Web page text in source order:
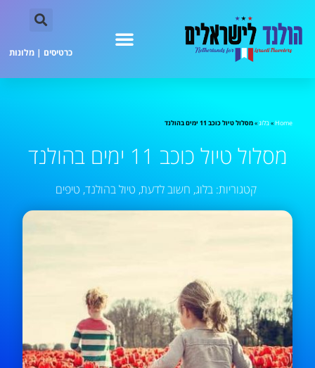
כרטיסים | מלונות
Home
»בלוג»מסלול טיול כוכב 11 ימים בהולנד
מסלול טיול כוכב 11 ימים בהולנד
קטגוריות: בלוג, חשוב לדעת, טיול בהולנד, טיפים